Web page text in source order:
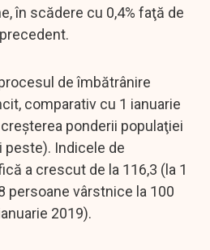
în scădere cu 0,4% faţă de
de îmbătrânire
comparativ cu 1 ianuarie
ponderii populaţiei
peste). Indicele de
a crescut de la 116,3 (la 1
persoane vârstnice la 100
2019).